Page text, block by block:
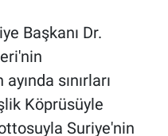
Başkanı Dr.
sınırları
Köprüsüyle
Suriye'nin